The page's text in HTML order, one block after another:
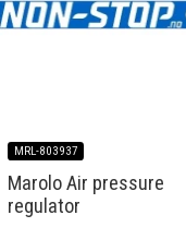
MRL-803937
Marolo Air pressure
regulator